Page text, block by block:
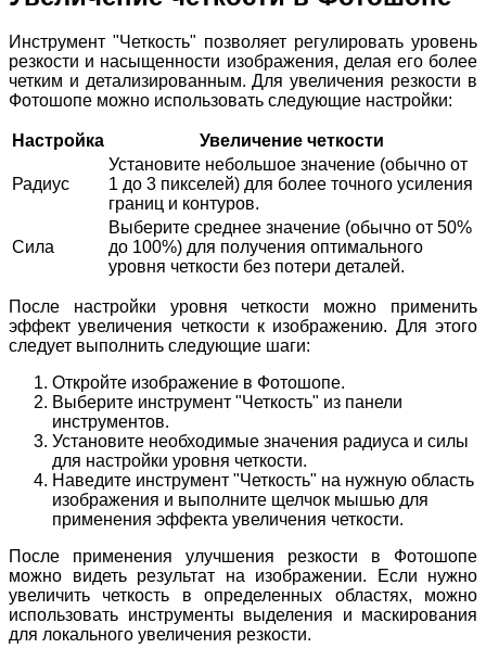
Инструмент "Четкость" позволяет регулировать уровень
резкости и насыщенности изображения, делая его более
четким и детализированным. Для увеличения резкости в
Фотошопе можно использовать следующие настройки:
Настройка Увеличение четкости
Радиус
Установите небольшое значение (обычно от
1 до 3 пикселей) для более точного усиления
границ и контуров.
Сила
Выберите среднее значение (обычно от 50%
до 100%) для получения оптимального
уровня четкости без потери деталей.
После настройки уровня четкости можно применить
эффект увеличения четкости к изображению. Для этого
следует выполнить следующие шаги:
Откройте изображение в Фотошопе.
Выберите инструмент "Четкость" из панели
инструментов.
Установите необходимые значения радиуса и силы
для настройки уровня четкости.
Наведите инструмент "Четкость" на нужную область
изображения и выполните щелчок мышью для
применения эффекта увеличения четкости.
После применения улучшения резкости в Фотошопе
можно видеть результат на изображении. Если нужно
увеличить четкость в определенных областях, можно
использовать инструменты выделения и маскирования
для локального увеличения резкости.